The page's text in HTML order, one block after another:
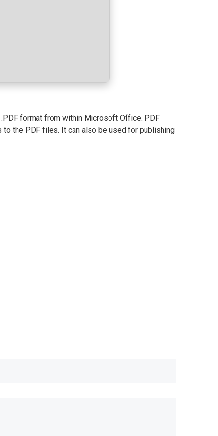
format from within Microsoft Office. PDF
the PDF files. It can also be used for publishing